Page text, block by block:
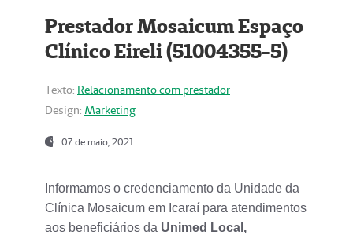
Prestador Mosaicum Espaço
Clínico Eireli (51004355-5)
Texto: Relacionamento com prestador
Design: Marketing
07 de maio, 2021
Informamos o credenciamento da Unidade da
Clínica Mosaicum em Icaraí para atendimentos
aos beneficiários da Unimed Local,